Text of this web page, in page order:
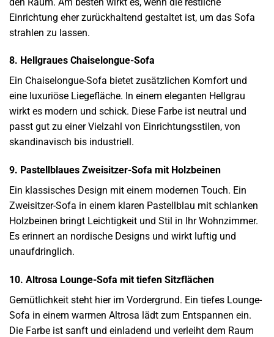
Einrichtung eher zurückhaltend gestaltet ist, um das Sofa
strahlen zu lassen.
8. Hellgraues Chaiselongue-Sofa
Ein Chaiselongue-Sofa bietet zusätzlichen Komfort und
eine luxuriöse Liegefläche. In einem eleganten Hellgrau
wirkt es modern und schick. Diese Farbe ist neutral und
passt gut zu einer Vielzahl von Einrichtungsstilen, von
skandinavisch bis industriell.
9. Pastellblaues Zweisitzer-Sofa mit Holzbeinen
Ein klassisches Design mit einem modernen Touch. Ein
Zweisitzer-Sofa in einem klaren Pastellblau mit schlanken
Holzbeinen bringt Leichtigkeit und Stil in Ihr Wohnzimmer.
Es erinnert an nordische Designs und wirkt luftig und
unaufdringlich.
10. Altrosa Lounge-Sofa mit tiefen Sitzflächen
Gemütlichkeit steht hier im Vordergrund. Ein tiefes Lounge-
Sofa in einem warmen Altrosa lädt zum Entspannen ein.
Die Farbe ist sanft und einladend und verleiht dem Raum